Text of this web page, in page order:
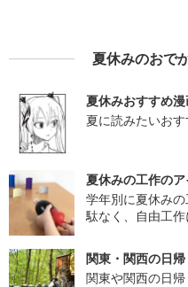
夏休みのおで
夏休みおすすめ
夏に読みたいお
夏休みの工作の
学年別に夏休み
駄なく、自由工作
関東・関西の日
関東や関西の日